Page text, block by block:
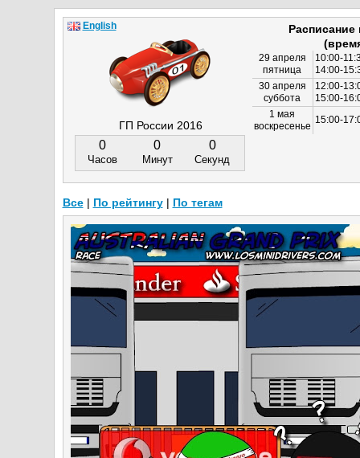
ГП России 2016
0
Часов
0
Минут
0
Секунд
29 апреля
пятница
10:00-
14:00-
30 апреля
суббота
12:00-
15:00-
1 мая
воскресенье
15:00-
English
Все| По рейтингу| По тегам